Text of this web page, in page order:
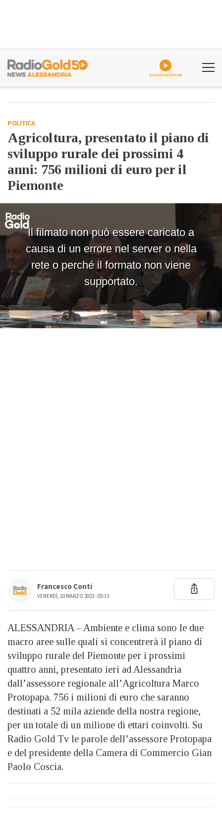
ASCOLTA GOLDPLAY
POLITICA
Agricoltura, presentato il piano di
sviluppo rurale dei prossimi 4
anni: 756 milioni di euro per il
Piemonte
Francesco Conti
VENERDÌ, 10 MARZO 2023 - 05:13
ALESSANDRIA – Ambiente e clima sono le due
macro aree sulle quali si concentrerà il piano di
sviluppo rurale del Piemonte per i prossimi
quattro anni, presentato ieri ad Alessandria
dall’assessore regionale all’Agricoltura Marco
Protopapa. 756 i milioni di euro che saranno
destinati a 52 mila aziende della nostra regione,
per un totale di un milione di ettari coinvolti. Su
Radio Gold Tv le parole dell’assessore Protopapa
e del presidente della Camera di Commercio Gian
Paolo Coscia.